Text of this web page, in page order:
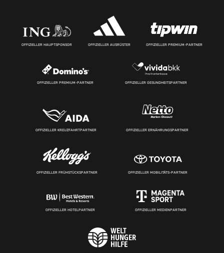
OFFIZIELLER HAUPTSPONSOR OFFIZIELLER AUSRÜSTER OFFIZIELLER PREMIUM-PARTNER
OFFIZIELLER PREMIUM-PARTNER OFFIZIELLER GESUNDHEITSPARTNER
OFFIZIELLER KREUZFAHRTPARTNER OFFIZIELLER ERNÄHRUNGSPARTNER
OFFIZIELLER FRÜHSTÜCKSPARTNER OFFIZIELLER MOBILITÄTS-PARTNER
OFFIZIELLER HOTELPARTNER OFFIZIELLER MEDIENPARTNER